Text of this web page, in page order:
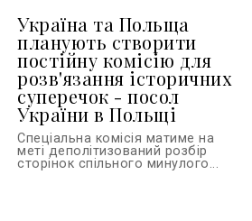
Україна та Польща
планують створити
постійну комісію для
розв'язання історичних
суперечок - посол
України в Польщі
Спеціальна комісія матиме на
меті деполітизований розбір
сторінок спільного минулого...